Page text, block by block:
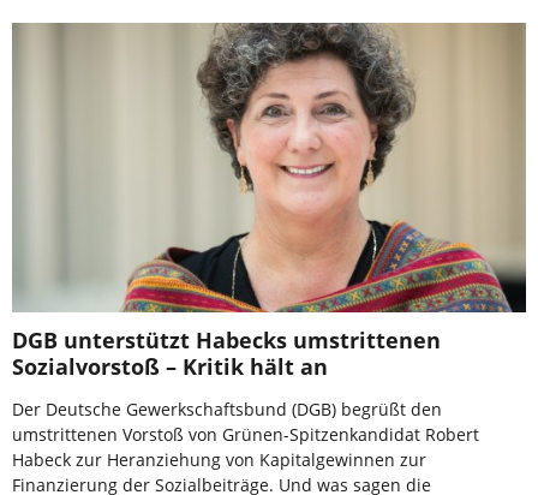
DGB unterstützt Habecks umstrittenen
Sozialvorstoß – Kritik hält an
Der Deutsche Gewerkschaftsbund (DGB) begrüßt den
umstrittenen Vorstoß von Grünen-Spitzenkandidat Robert
Habeck zur Heranziehung von Kapitalgewinnen zur
Finanzierung der Sozialbeiträge. Und was sagen die